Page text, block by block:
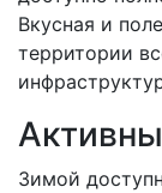
Вкусная и
территории
Зимой